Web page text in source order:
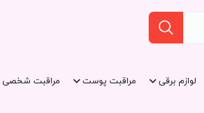
لوازم برقی مراقبت پوست مراقبت شخصی